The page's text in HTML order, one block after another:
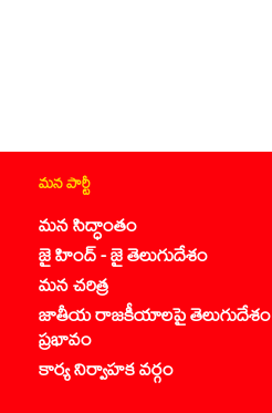
మన పార్టీ
మన సిద్ధాంతం
జై హింద్ - జై తెలుగుదేశం
మన చరిత్ర
జాతీయ రాజకీయాలపై తెలుగుదేశం
ప్రభావం
కార్య నిర్వాహక వర్గం